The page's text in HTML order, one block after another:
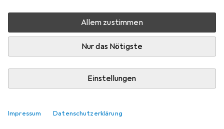
Allem zustimmen
Nur das Nötigste
Einstellungen
Impressum Datenschutzerklärung
5 Stück an Lager beim Lieferanten
Benachrichtigen, wenn schneller verfügbar
Lieferort angeben für genaue Lieferzeit
In den Warenkorb
Vergleichen